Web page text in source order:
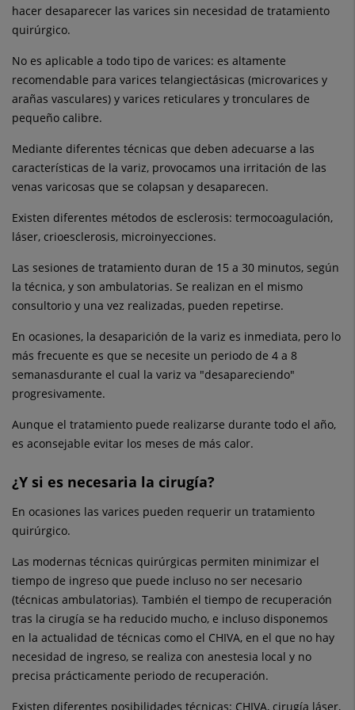
hacer desaparecer las varices sin necesidad de tratamiento
quirúrgico.
No es aplicable a todo tipo de varices: es altamente
recomendable para varices telangiectásicas (microvarices y
arañas vasculares) y varices reticulares y tronculares de
pequeño calibre.
Mediante diferentes técnicas que deben adecuarse a las
características de la variz, provocamos una irritación de las
venas varicosas que se colapsan y desaparecen.
Existen diferentes métodos de esclerosis: termocoagulación,
láser, crioesclerosis, microinyecciones.
Las sesiones de tratamiento duran de 15 a 30 minutos, según
la técnica, y son ambulatorias. Se realizan en el mismo
consultorio y una vez realizadas, pueden repetirse.
En ocasiones, la desaparición de la variz es inmediata, pero lo
más frecuente es que se necesite un periodo de 4 a 8
semanasdurante el cual la variz va "desapareciendo"
progresivamente.
Aunque el tratamiento puede realizarse durante todo el año,
es aconsejable evitar los meses de más calor.
¿Y si es necesaria la cirugía?
En ocasiones las varices pueden requerir un tratamiento
quirúrgico.
Las modernas técnicas quirúrgicas permiten minimizar el
tiempo de ingreso que puede incluso no ser necesario
(técnicas ambulatorias). También el tiempo de recuperación
tras la cirugía se ha reducido mucho, e incluso disponemos
en la actualidad de técnicas como el CHIVA, en el que no hay
necesidad de ingreso, se realiza con anestesia local y no
precisa prácticamente periodo de recuperación.
Existen diferentes posibilidades técnicas: CHIVA, cirugía láser,